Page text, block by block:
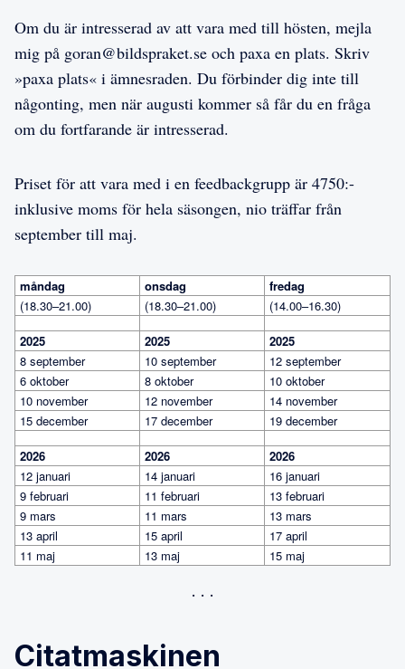
Om du är intresserad av att vara med till hösten, mejla
mig på goran@bildspraket.se och paxa en plats. Skriv
»paxa plats« i ämnesraden. Du förbinder dig inte till
någonting, men när augusti kommer så får du en fråga
om du fortfarande är intresserad.
Priset för att vara med i en feedbackgrupp är 4750:-
inklusive moms för hela säsongen, nio träffar från
september till maj.
måndag onsdag
fredag
(18.30–21.00)
(18.30–21.00) (14.00–16.30)
2025 2025
2025
8 september
10 september
12 september
6 oktober
8 oktober
10 oktober
10 november
12 november
14 november
15 december
17 december 19 december
2026 2026
2026
12 januari
14 januari
16 januari
9 februari
11 februari
13 februari
9 mars
11 mars
13 mars
13 april
15 april
17 april
11 maj
13 maj 15 maj
Citatmaskinen